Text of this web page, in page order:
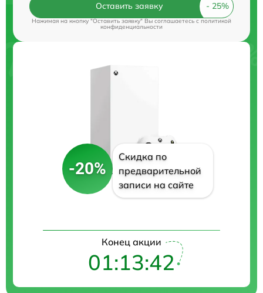
Оставить заявку
Нажимая на кнопку "Оставить заявку" Вы соглашаетесь c политикой
конфиденциальности
-20%
Скидка по
предварительной
записи на сайте
Конец акции
01:13:41